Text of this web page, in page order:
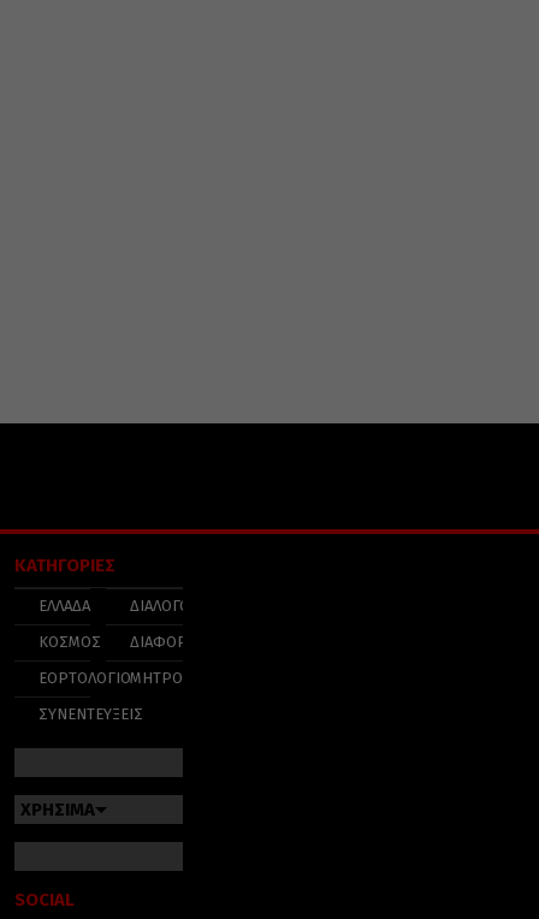
ΚΑΤΗΓΟΡΙΕΣ
ΕΛΛΑΔΑ
ΚΟΣΜΟΣ
ΕΟΡΤΟΛΟΓΙΟ
ΣΥΝΕΝΤΕΥΞΕΙΣ
ΔΙΑΛΟΓΟΣ
ΔΙΑΦΟΡΑ
ΜΗΤΡΟΠΟΛΕΙΣ
ΧΡΗΣΙΜΑ
SOCIAL